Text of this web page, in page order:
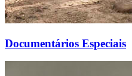
Documentários Especiais